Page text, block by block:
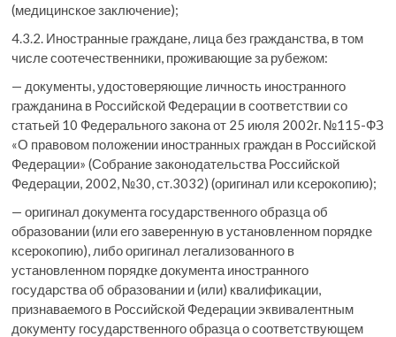
(медицинское заключение);
4.3.2. Иностранные граждане, лица без гражданства, в том
числе соотечественники, проживающие за рубежом:
— документы, удостоверяющие личность иностранного
гражданина в Российской Федерации в соответствии со
статьей 10 Федерального закона от 25 июля 2002г. №115-ФЗ
«О правовом положении иностранных граждан в Российской
Федерации» (Собрание законодательства Российской
Федерации, 2002, №30, ст.3032) (оригинал или ксерокопию);
— оригинал документа государственного образца об
образовании (или его заверенную в установленном порядке
ксерокопию), либо оригинал легализованного в
установленном порядке документа иностранного
государства об образовании и (или) квалификации,
признаваемого в Российской Федерации эквивалентным
документу государственного образца о соответствующем